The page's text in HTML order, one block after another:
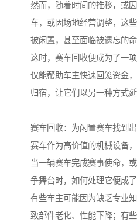
然而，随着时间的推移，或
车，或因场地经营调整，这
被闲置，甚至面临被遗忘的命
这时，赛车回收便成为了一
仅能帮助车主快速回笼资金
归宿，让它们以另一种方式延
赛车回收：为闲置赛车找到
赛车作为高价值的机械设备
当一辆赛车完成赛事使命，
争舞台时，如何处理它便成了
有些车主可能因为缺乏专业
致部件老化、性能下降；有